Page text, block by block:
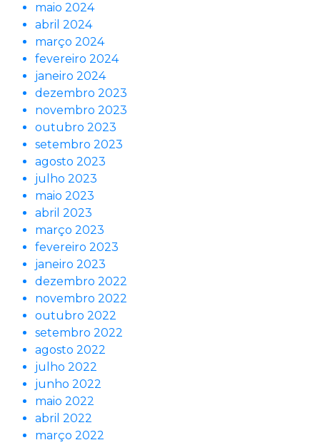
maio 2024
abril 2024
março 2024
fevereiro 2024
janeiro 2024
dezembro 2023
novembro 2023
outubro 2023
setembro 2023
agosto 2023
julho 2023
maio 2023
abril 2023
março 2023
fevereiro 2023
janeiro 2023
dezembro 2022
novembro 2022
outubro 2022
setembro 2022
agosto 2022
julho 2022
junho 2022
maio 2022
abril 2022
março 2022